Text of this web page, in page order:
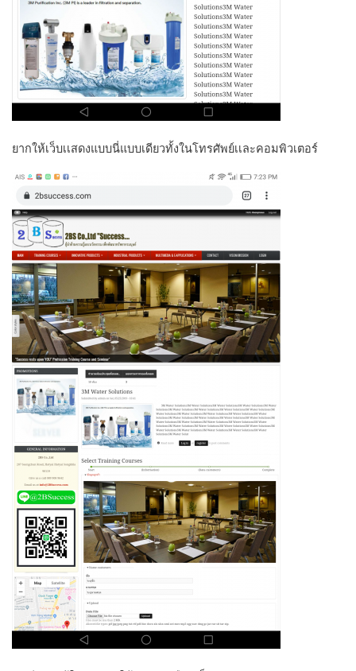
ยากให้เว็บเเสดงแบบนี่แบบเดียวทั้งในโทรศัพย์เเละคอมพิวเตอร์